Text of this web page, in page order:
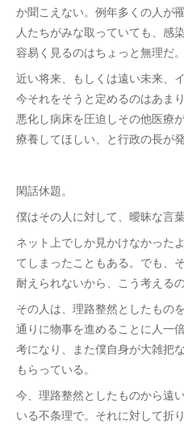
か聞こえない。例年多くの人が
人たちがみな取っていても、感
容易く見るのはちょっと無理だ。
近い将来、もしくは遠い未来、
今それをそうと定めるのはあま
悪化し病床を圧迫しその他医療
療養してほしい、と行政の長が
閑話休題。
僕はその人に対して、曖昧な言
ネット上でしか見かけなかった
てしまったこともある。でも、
耐えられないから、こう考える
その人は、理路整然としたもの
通りに物事を進めることに人一
考になり、また僕自身が大雑把
もらっている。
今、理路整然としたものから遠
いる不条理で。それに対して折